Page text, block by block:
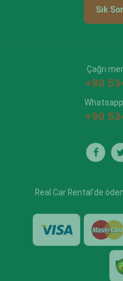
Sık
Çağrı
+90
+90
Real Car Rental'de